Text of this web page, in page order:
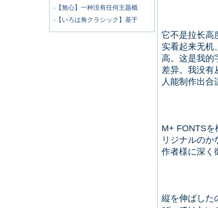
· 【無心】一种没有任何主题概
· 【いろは角クラシック】基于
它不是拉长高
实看起来无机
高。这是我的
差异。我没有
人能制作出
M+ FONTS
リジナルの
作者様に深く
縦を伸ばした